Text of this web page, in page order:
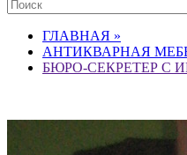
ГЛАВНАЯ »
АНТИКВАРНАЯ
БЮРО-СЕКРЕТЕР С